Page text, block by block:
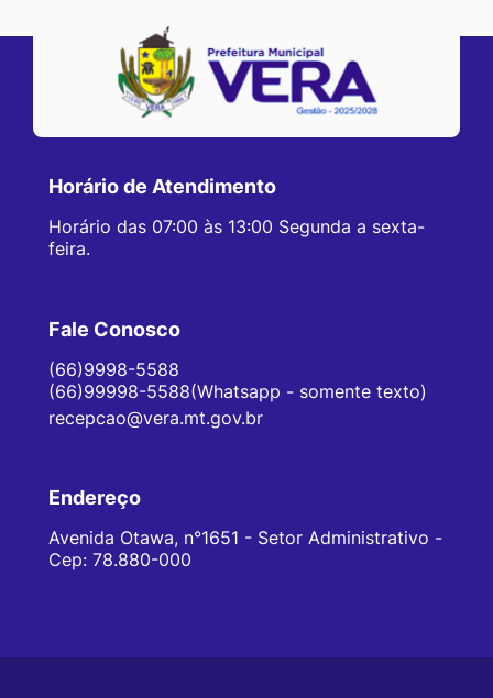
Horário de Atendimento
Horário das 07:00 às 13:00 Segunda a sexta-
feira.
Fale Conosco
(66)9998-5588
(66)99998-5588(Whatsapp - somente texto)
recepcao@vera.mt.gov.br
Endereço
Avenida Otawa, n°1651 - Setor Administrativo -
Cep: 78.880-000